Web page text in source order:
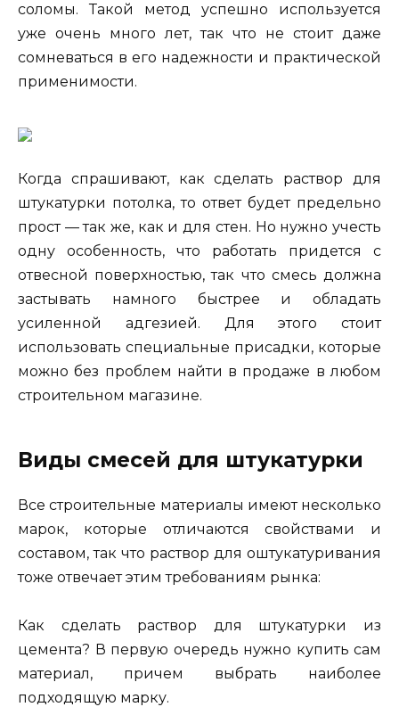
соломы. Такой метод успешно используется
уже очень много лет, так что не стоит даже
сомневаться в его надежности и практической
применимости.
Когда спрашивают, как сделать раствор для
штукатурки потолка, то ответ будет предельно
прост — так же, как и для стен. Но нужно учесть
одну особенность, что работать придется с
отвесной поверхностью, так что смесь должна
застывать намного быстрее и обладать
усиленной адгезией. Для этого стоит
использовать специальные присадки, которые
можно без проблем найти в продаже в любом
строительном магазине.
Виды смесей для штукатурки
Все строительные материалы имеют несколько
марок, которые отличаются свойствами и
составом, так что раствор для оштукатуривания
тоже отвечает этим требованиям рынка:
Как сделать раствор для штукатурки из
цемента? В первую очередь нужно купить сам
материал, причем выбрать наиболее
подходящую марку.